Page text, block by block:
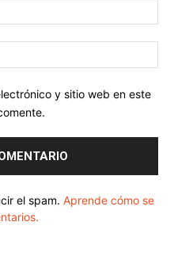
y sitio web en este
el spam. Aprende cómo se